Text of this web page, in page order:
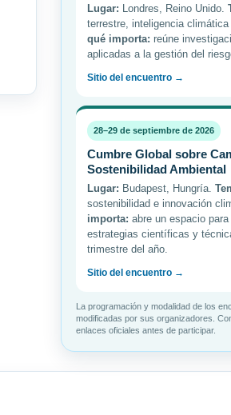
Lugar: Londres, Reino Unido.
terrestre, inteligencia
qué importa: reúne
aplicadas a la gestión del
Sitio del encuentro →
28–29 de septiembre de 2026
Cumbre Global sobre
Sostenibilidad Ambiental
Lugar: Budapest, Hungría.
sostenibilidad e innovación
importa: abre un espacio
estrategias científicas y
trimestre del año.
Sitio del encuentro →
La programación y modalidad de los
modificadas por sus organizadores.
enlaces oficiales antes de participar.